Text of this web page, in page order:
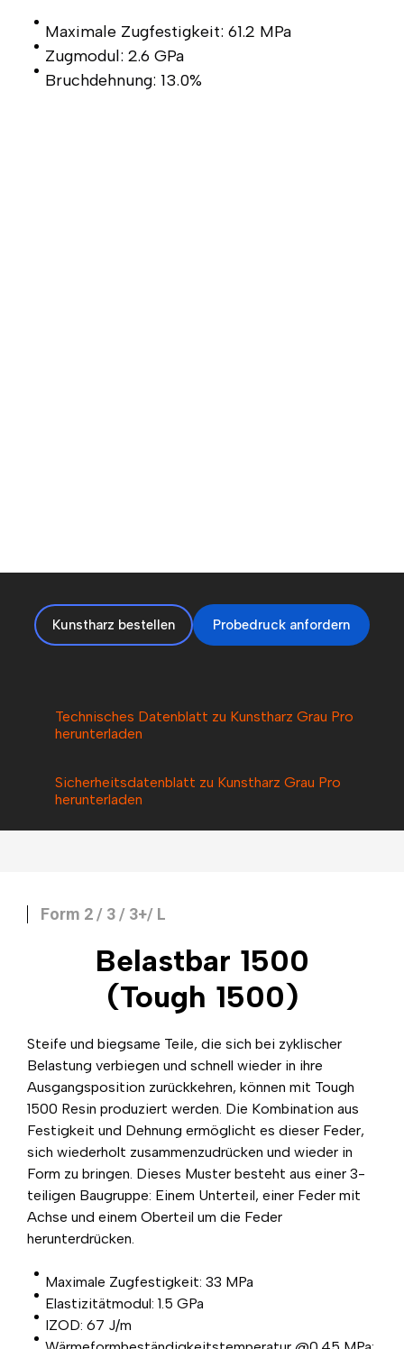
Maximale Zugfestigkeit: 61.2 MPa
Zugmodul: 2.6 GPa
Bruchdehnung: 13.0%
Kunstharz bestellen Probedruck anfordern
Technisches Datenblatt zu Kunstharz Grau Pro
herunterladen
Sicherheitsdatenblatt zu Kunstharz Grau Pro
herunterladen
Form 2 / 3 / 3+/ L
Belastbar 1500
(Tough 1500)
Steife und biegsame Teile, die sich bei zyklischer
Belastung verbiegen und schnell wieder in ihre
Ausgangsposition zurückkehren, können mit Tough
1500 Resin produziert werden. Die Kombination aus
Festigkeit und Dehnung ermöglicht es dieser Feder,
sich wiederholt zusammenzudrücken und wieder in
Form zu bringen. Dieses Muster besteht aus einer 3-
teiligen Baugruppe: Einem Unterteil, einer Feder mit
Achse und einem Oberteil um die Feder
herunterdrücken.
Maximale Zugfestigkeit: 33 MPa
Elastizitätmodul: 1.5 GPa
IZOD: 67 J/m